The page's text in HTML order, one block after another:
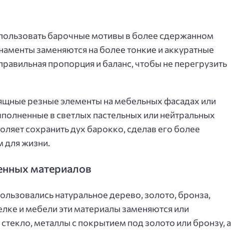
барочные мотивы в более сдержанном
заменяются на более тонкие и аккуратные
пропорция и баланс, чтобы не перегрузить
резные элементы на мебельных фасадах или
в светлых пастельных или нейтральных
сохранить дух барокко, сделав его более
жизни.
материалов
натуральное дерево, золото, бронза,
и мебели эти материалы заменяются или
металлы с покрытием под золото или бронзу, а